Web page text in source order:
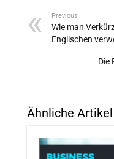
Previous
Wie man
Englischen
Die
Ähnliche Artikel